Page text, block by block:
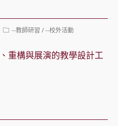
Post--教師研習 /--校外活動
重構與展演的教學設計工